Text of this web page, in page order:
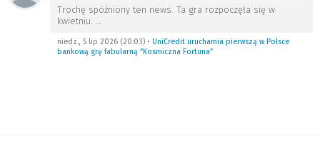
Trochę spóźniony ten news. Ta gra rozpoczęła się w
kwietniu. …
niedz., 5 lip 2026 (20:03) • UniCredit uruchamia pierwszą w Polsce
bankową grę fabularną “Kosmiczna Fortuna”